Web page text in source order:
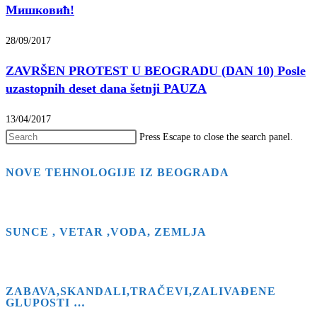
Мишковић!
28/09/2017
ZAVRŠEN PROTEST U BEOGRADU (DAN 10) Posle
uzastopnih deset dana šetnji PAUZA
13/04/2017
Press Escape to close the search panel.
NOVE TEHNOLOGIJE IZ BEOGRADA
SUNCE , VETAR ,VODA, ZEMLJA
ZABAVA,SKANDALI,TRAČEVI,ZALIVAĐENE
GLUPOSTI …